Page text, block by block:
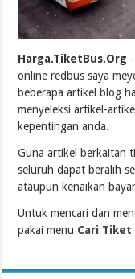
Harga.TiketBus.Org
online redbus saya
beberapa artikel blog
menyeleksi artikel-
kepentingan anda.
Guna artikel berkaitan
seluruh dapat beralih
ataupun kenaikan
Untuk mencari dan
pakai menu Cari Tiket